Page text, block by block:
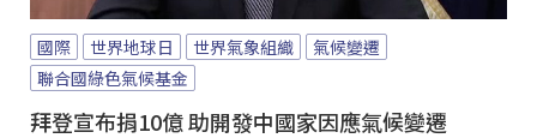
國際 世界地球日 世界氣象組織
氣候變遷
聯合國綠色氣候基金
拜登宣布捐10億 助開發中國家因應氣候變遷